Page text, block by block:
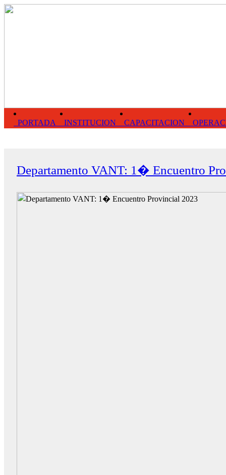
PORTADA INSTITUCION CAPACITACION
Departamento VANT: 1� Encuentro